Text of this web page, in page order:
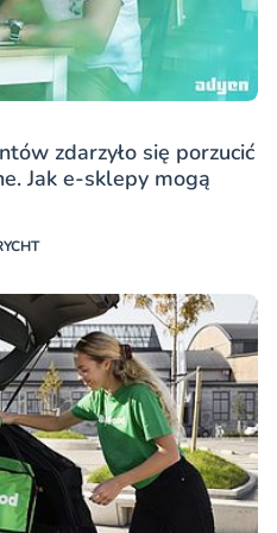
zdarzyło się porzucić
Jak e-sklepy mogą